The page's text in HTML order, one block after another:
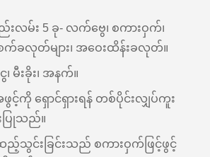
းလမ်း 5 ခု- လက်ဗွေ၊ စကားဝှက်၊
စက်ခလုတ်များ၊ အဝေးထိန်းခလုတ်။
၊ မီးခိုး၊ အနက်။
ရှောင်ရှားရန် တစ်ပိုင်းလျှပ်ကူး
ြုသည်။
င်းခြင်းသည် စကားဝှက်ဖြင့်ဖွင့်